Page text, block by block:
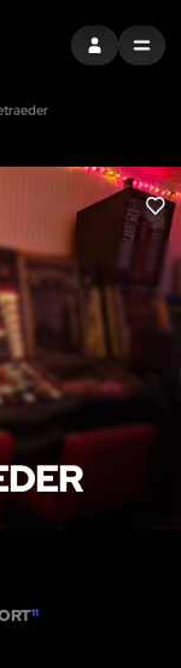
EINTRAGEN
MENU
LIKE
11